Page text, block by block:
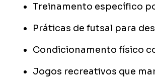
Treinamento específico
Práticas de futsal para
Condicionamento físico
Jogos recreativos que